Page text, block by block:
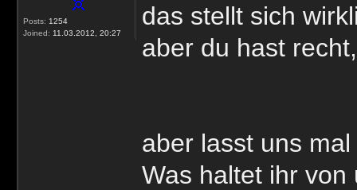
Posts: 1254
Joined: 11.03.2012, 20:27
das stellt sich
aber du hast
aber lasst uns
Was haltet ihr von